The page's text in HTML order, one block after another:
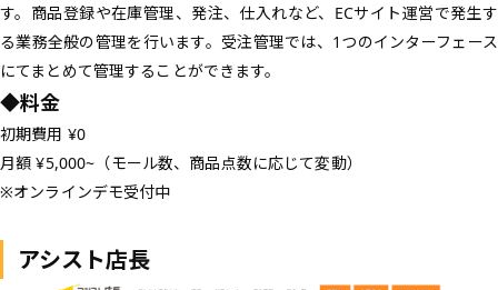
す。商品登録や在庫管理、発注、仕入れなど、ECサイト運営で発生す
る業務全般の管理を行います。受注管理では、1つのインターフェース
にてまとめて管理することができます。
◆料金
初期費用 ¥0
月額 ¥5,000~（モール数、商品点数に応じて変動）
※オンラインデモ受付中
アシスト店長